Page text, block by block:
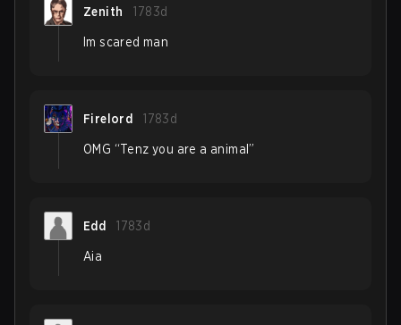
Zenith 1783d
Im scared man
Firelord 1783d
OMG “Tenz you are a animal”
Edd 1783d
Aia